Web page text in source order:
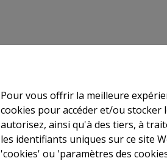
Pour vous offrir la meilleure
cookies pour accéder et/ou stocker
autorisez, ainsi qu'à des tiers, à
les identifiants uniques sur ce site
'cookies' ou 'paramètres des